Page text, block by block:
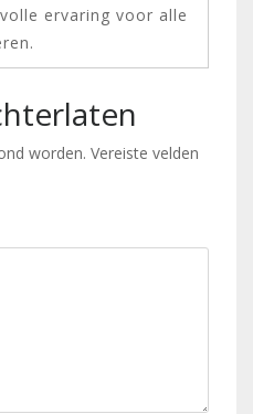
ervaring voor alle
worden. Vereiste velden